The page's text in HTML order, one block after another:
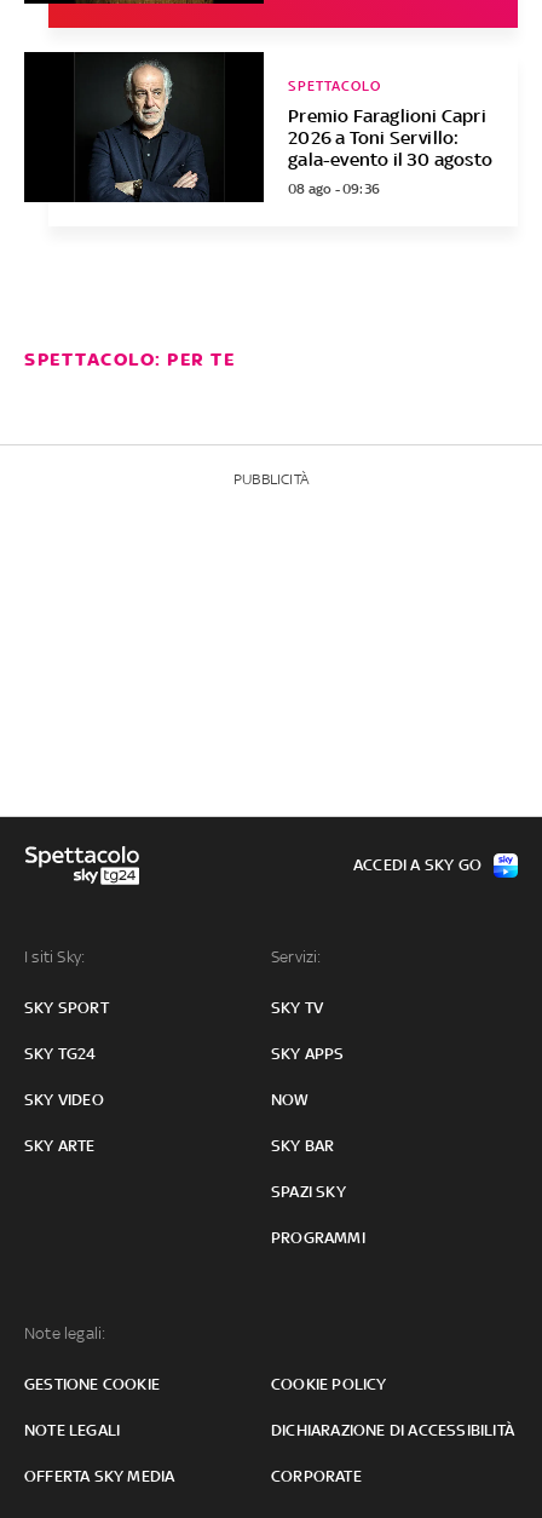
Premio Faraglioni Capri
2026 a Toni Servillo:
gala-evento il 30 agosto
SPETTACOLO
08 ago - 09:36
SPETTACOLO: PER TE
PUBBLICITÀ
I siti Sky:
SKY SPORT
SKY TG24
SKY VIDEO
SKY ARTE
Servizi:
SKY TV
SKY APPS
NOW
SKY BAR
SPAZI SKY
PROGRAMMI
Note legali:
GESTIONE COOKIE COOKIE POLICY
NOTE LEGALI DICHIARAZIONE DI ACCESSIBILITÀ
OFFERTA SKY MEDIA CORPORATE
ACCEDI A SKY GO